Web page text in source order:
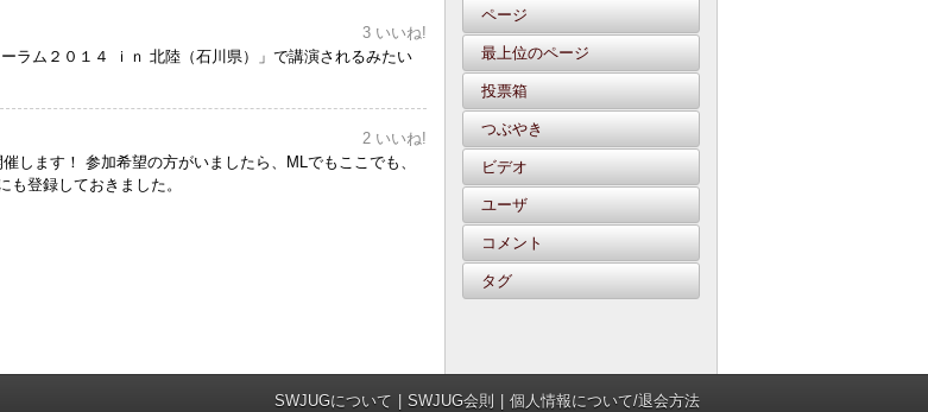
ページ
最上位のページ
投票箱
つぶやき
ビデオ
ユーザ
コメント
タグ
3 いいね!
ラム２０１４ ｉｎ 北陸（石川県）」で講演されるみたい
2 いいね!
します！ 参加希望の方がいましたら、MLでもここでも、
登録しておきました。
SWJUGについて SWJUG会則 個人情報について/退会方法